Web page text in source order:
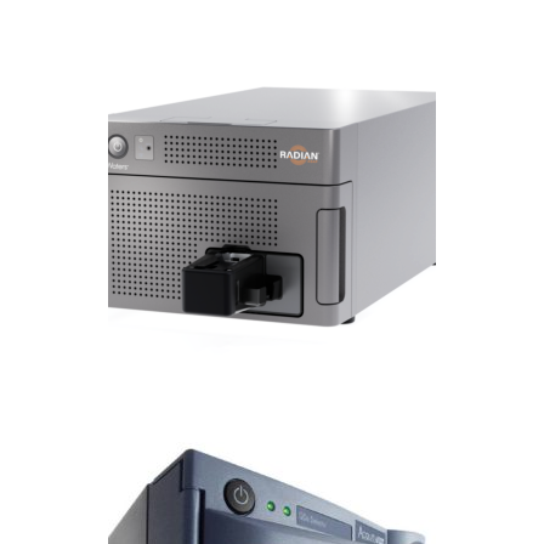
Detector RADIAN ASAP
CROMATOGRAFÍA LIQUIDA